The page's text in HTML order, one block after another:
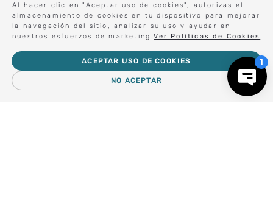
Al hacer clic en "Aceptar uso de cookies", autorizas el
almacenamiento de cookies en tu dispositivo para mejorar
la navegación del sitio, analizar su uso y ayudar en
nuestros esfuerzos de marketing.Ver Políticas de Cookies
NO ACEPTAR
ACEPTAR USO DE COOKIES
Sé el primero en conocer nuestras novedades:
Forma parte de nuestros clientes exclusivos.